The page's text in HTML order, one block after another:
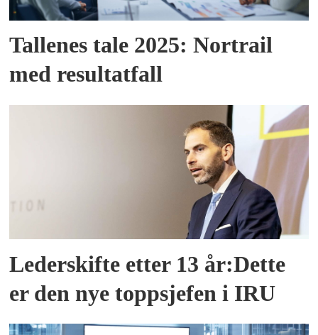
Tallenes tale 2025: Nortrail
med resultatfall
Lederskifte etter 13 år:Dette
er den nye toppsjefen i IRU